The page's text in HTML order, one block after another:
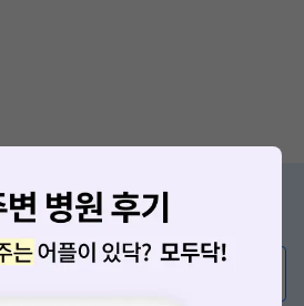
궁금한 점이 있나요?
요